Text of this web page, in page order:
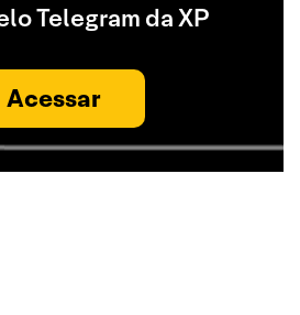
Telegram da XP
Acessar